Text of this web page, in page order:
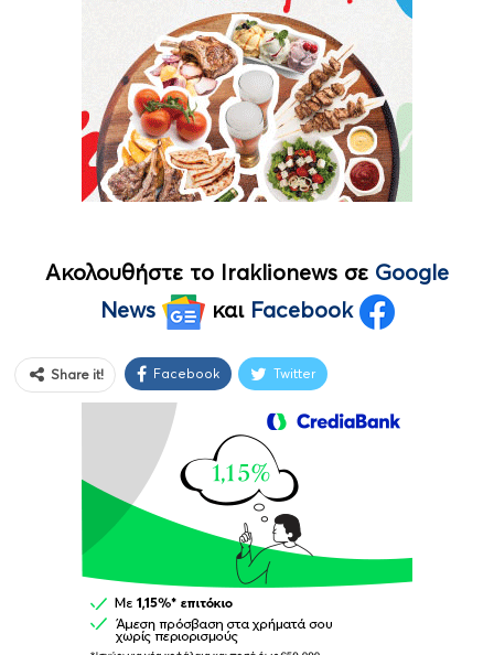
Ακολουθήστε το Iraklionews σε Google
News
και Facebook
Share it! Facebook Twitter